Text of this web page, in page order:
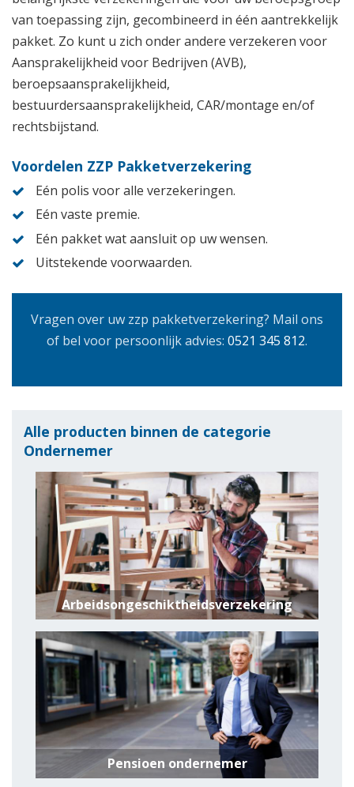
van toepassing zijn, gecombineerd in één aantrekkelijk
pakket. Zo kunt u zich onder andere verzekeren voor
Aansprakelijkheid voor Bedrijven (AVB),
beroepsaansprakelijkheid,
bestuurdersaansprakelijkheid, CAR/montage en/of
rechtsbijstand.
Voordelen ZZP Pakketverzekering
Eén polis voor alle verzekeringen.
Eén vaste premie.
Eén pakket wat aansluit op uw wensen.
Uitstekende voorwaarden.
Vragen over uw zzp pakketverzekering? Mail ons
of bel voor persoonlijk advies: 0521 345 812.
Alle producten binnen de categorie
Ondernemer
Arbeidsongeschiktheidsverzekering
Pensioen ondernemer